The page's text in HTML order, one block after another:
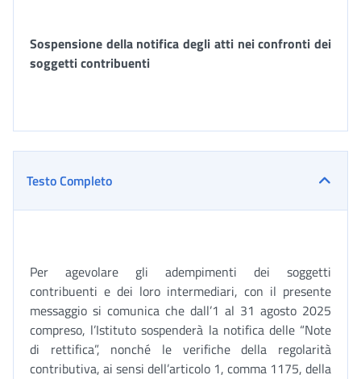
Sospensione della notifica degli atti nei confronti dei
soggetti contribuenti
Testo Completo
Per agevolare gli adempimenti dei soggetti
contribuenti e dei loro intermediari, con il presente
messaggio si comunica che dall’1 al 31 agosto 2025
compreso, l’Istituto sospenderà la notifica delle “Note
di rettifica”, nonché le verifiche della regolarità
contributiva, ai sensi dell’articolo 1, comma 1175, della